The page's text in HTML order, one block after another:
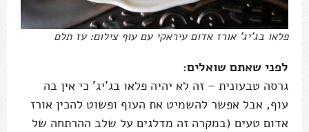
פלאו בג'יג' אורז אדום עיראקי עם עוף צילום: עז תלם
לפני שאתם שואלים:
גרסה טבעונית – זה לא יהיה פלאו בג'יג' כי אין בה
עוף, אבל אפשר להשמיט את העוף ופשוט להכין אורז
אדום טעים (במקרה זה מדלגים על שלב ההרתחה של